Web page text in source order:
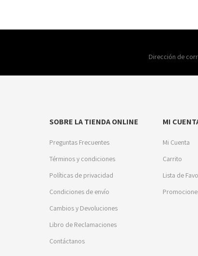
Dirección de
SOBRE LA TIENDA ONLINE
Preguntas Frecuentes
Términos y condiciones
Políticas de privacidad
Condiciones de envío
Cambios y Devoluciones
Libro de Reclamaciones
Contáctanos
MI
Mi Cuenta
Carrito
Lista de